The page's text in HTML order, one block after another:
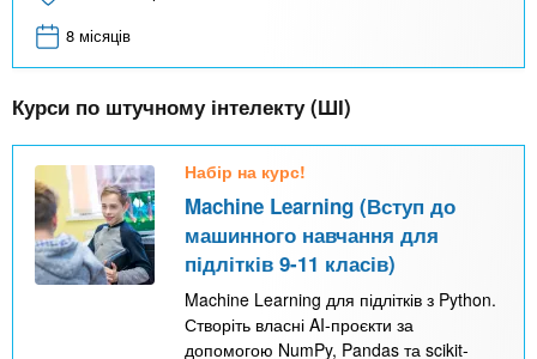
8 місяців
Курси по штучному інтелекту (ШІ)
Набір на курс!
Machine Learning (Вступ до
машинного навчання для
підлітків 9-11 класів)
Machine Learning для підлітків з Python.
Створіть власні AI-проєкти за
допомогою NumPy, Pandas та scikit-